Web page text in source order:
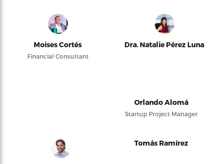
Moises Cortés
Financial Consultant
Dra. Natalie Pérez Luna
Orlando Alomá
Startup Project Manager
Tomás Ramírez